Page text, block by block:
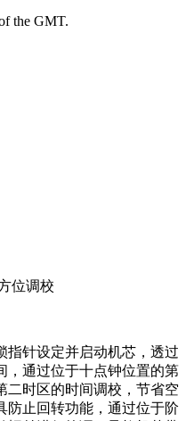
the GMT.
位调校
指针设定并启动机芯，透过
，通过位于十点钟位置的第
二时区的时间调校，节省空
防止回转功能，通过位于阶